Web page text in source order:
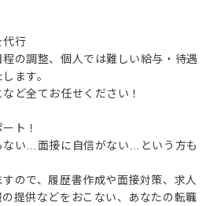
代行
の調整、個人では難しい給与・待遇
ます。
ど全てお任せください！
ト！
ない…面接に自信がない…という方も
ので、履歴書作成や面接対策、求人
提供などをおこない、あなたの転職